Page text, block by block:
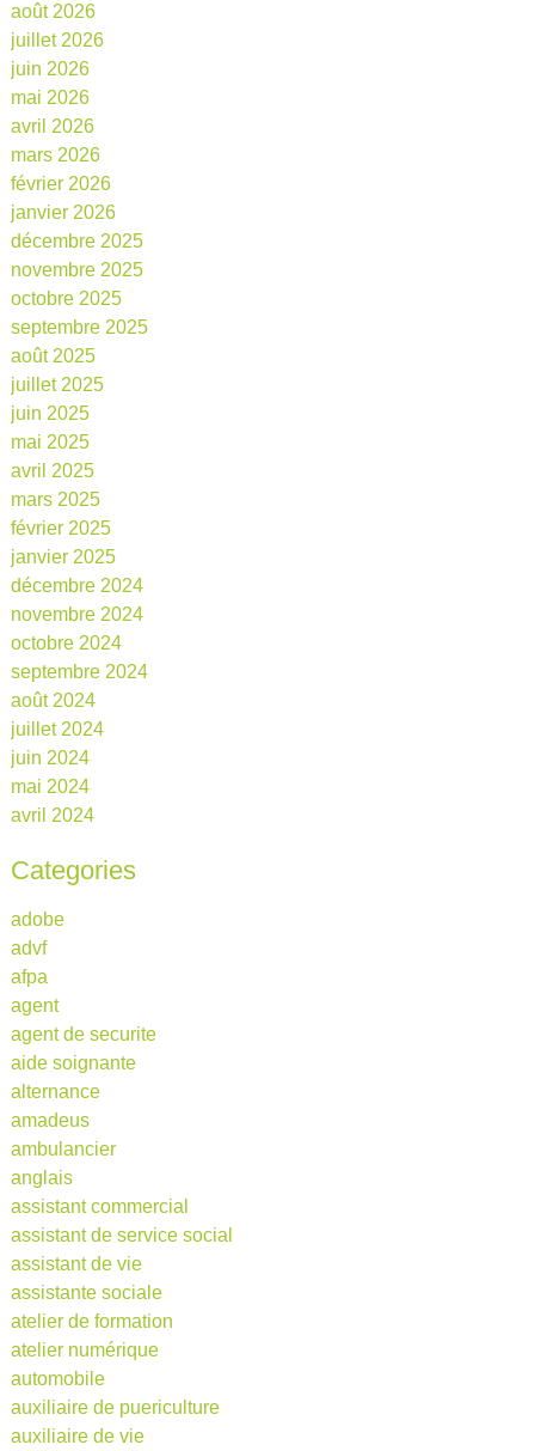
août 2026
juillet 2026
juin 2026
mai 2026
avril 2026
mars 2026
février 2026
janvier 2026
décembre 2025
novembre 2025
octobre 2025
septembre 2025
août 2025
juillet 2025
juin 2025
mai 2025
avril 2025
mars 2025
février 2025
janvier 2025
décembre 2024
novembre 2024
octobre 2024
septembre 2024
août 2024
juillet 2024
juin 2024
mai 2024
avril 2024
Categories
adobe
advf
afpa
agent
agent de securite
aide soignante
alternance
amadeus
ambulancier
anglais
assistant commercial
assistant de service social
assistant de vie
assistante sociale
atelier de formation
atelier numérique
automobile
auxiliaire de puericulture
auxiliaire de vie